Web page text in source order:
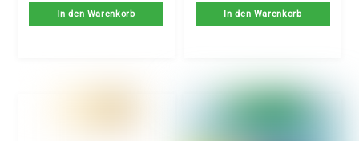
In den Warenkorb In den Warenkorb